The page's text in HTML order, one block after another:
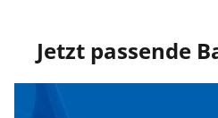
Jetzt passende